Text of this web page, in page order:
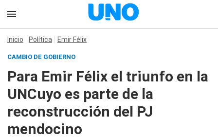
Inicio Política Emir Félix
CAMBIO DE GOBIERNO
Para Emir Félix el triunfo en la
UNCuyo es parte de la
reconstrucción del PJ
mendocino